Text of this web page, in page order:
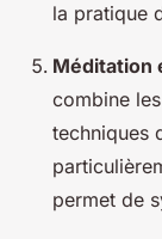
la pratique
Méditation
combine
techniques
permet de